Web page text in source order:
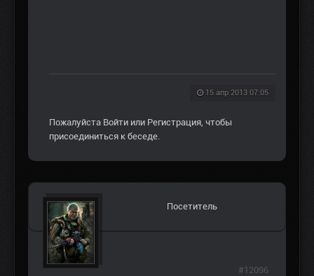
15 апр 2013 07:05
Пожалуйста Войти или Регистрация , чтобы
присоединиться к беседе.
Посетитель
#12096